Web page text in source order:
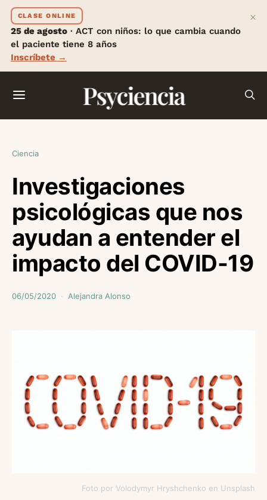
CLASE ONLINE
25 de agosto · ACT con niños: lo que cambia cuando
el paciente tiene 8 años
Inscríbete →
×
Psyciencia
Ciencia
Investigaciones
psicológicas que nos
ayudan a entender el
impacto del COVID-19
06/05/2020 Alejandra Alonso
Foto por Volodymyr Hryshchenko en Unsplash